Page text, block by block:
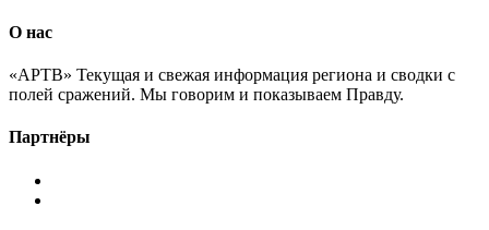
О нас
«АРТВ» Текущая и свежая информация региона и сводки с
полей сражений. Мы говорим и показываем Правду.
Партнёры